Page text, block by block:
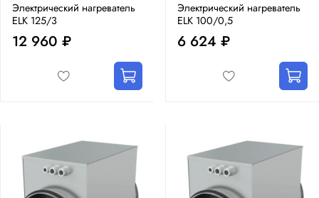
Электрический нагреватель
ELK 125/3
12 960 ₽
Электрический нагреватель
ELK 100/0,5
6 624 ₽